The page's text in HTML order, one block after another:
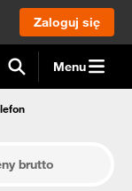
Zaloguj się
Menu
brutto